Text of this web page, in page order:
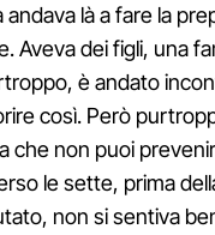
andava là a fare la
Aveva dei figli, una
è andato
così. Però
che non puoi
le sette, prima
non si sentiva